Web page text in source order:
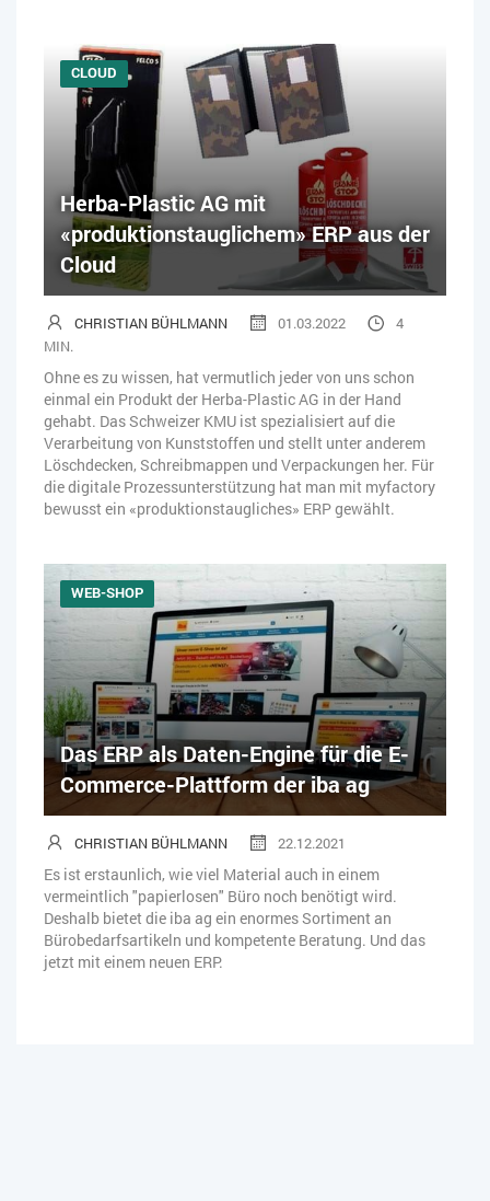
Herba-Plastic AG mit
«produktionstauglichem» ERP aus der
Cloud
CLOUD
CHRISTIAN BÜHLMANN 01.03.2022
4
MIN.
Ohne es zu wissen, hat vermutlich jeder von uns schon
einmal ein Produkt der Herba-Plastic AG in der Hand
gehabt. Das Schweizer KMU ist spezialisiert auf die
Verarbeitung von Kunststoffen und stellt unter anderem
Löschdecken, Schreibmappen und Verpackungen her. Für
die digitale Prozessunterstützung hat man mit myfactory
bewusst ein «produktionstaugliches» ERP gewählt.
Das ERP als Daten-Engine für die E-
Commerce-Plattform der iba ag
WEB-SHOP
CHRISTIAN BÜHLMANN 22.12.2021
Es ist erstaunlich, wie viel Material auch in einem
vermeintlich "papierlosen" Büro noch benötigt wird.
Deshalb bietet die iba ag ein enormes Sortiment an
Bürobedarfsartikeln und kompetente Beratung. Und das
jetzt mit einem neuen ERP.